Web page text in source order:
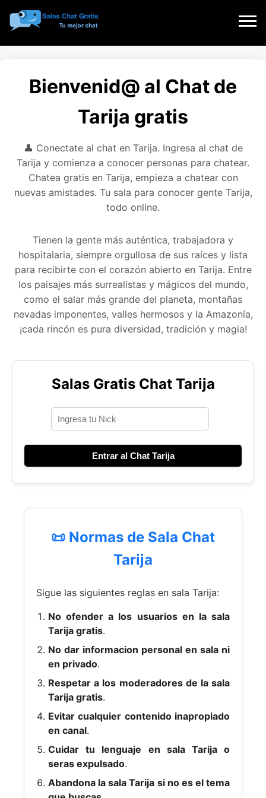
Bienvenid@ al Chat de
Tarija gratis
👤 Conectate al chat en Tarija. Ingresa al chat de
Tarija y comienza a conocer personas para chatear.
Chatea gratis en Tarija, empieza a chatear con
nuevas amistades. Tu sala para conocer gente Tarija,
todo online.
Tienen la gente más auténtica, trabajadora y
hospitalaria, siempre orgullosa de sus raíces y lista
para recibirte con el corazón abierto en Tarija. Entre
los paisajes más surrealistas y mágicos del mundo,
como el salar más grande del planeta, montañas
nevadas imponentes, valles hermosos y la Amazonía,
¡cada rincón es pura diversidad, tradición y magia!
Salas Gratis Chat Tarija
Entrar al Chat Tarija
📜 Normas de Sala Chat
Tarija
Sigue las siguientes reglas en sala Tarija:
No ofender a los usuarios en la sala
Tarija gratis.
No dar informacion personal en sala ni
en privado.
Respetar a los moderadores de la sala
Tarija gratis.
Evitar cualquier contenido inapropiado
en canal.
Cuidar tu lenguaje en sala Tarija o
seras expulsado.
Abandona la sala Tarija si no es el tema